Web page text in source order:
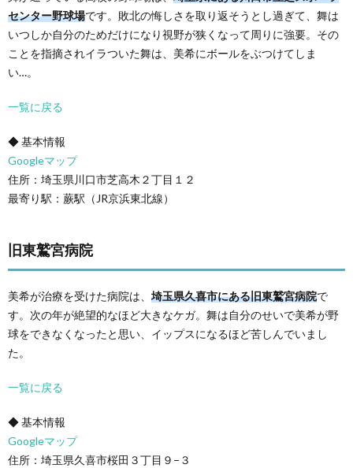
センター野球場です。敗北の悔しさを取り返そうとし過ぎて、舞は
いつしか自分のためだけになり視野が狭くなって周りに強要。その
ことを指摘されイラついた舞は、美希にボールをぶつけてしま
い…。
一覧に戻る
◆ 基本情報
Googleマップ
住所：埼玉県川口市芝高木２丁目１２
最寄り駅：蕨駅（JR京浜東北線）
旧東鷲宮病院
美希が治療を受けた病院は、 埼玉県久喜市にある旧東鷲宮病院で
す。次の年が絶望的なほど大きなケガ。舞は自分のせいで美希が野
球をできなくなったと思い、イップスになるほど苦しんでいまし
た。
一覧に戻る
◆ 基本情報
Googleマップ
住所：埼玉県久喜市桜田３丁目９−３